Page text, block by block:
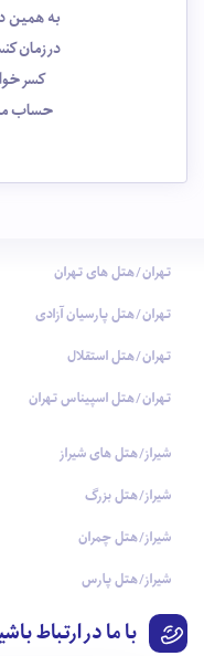
به همین
در زمان
کسر
حساب
تهران/هتل های تهران
تهران/هتل پارسیان آزادی
تهران/هتل استقلال
تهران/هتل اسپیناس تهران
شیراز/هتل های شیراز
شیراز/هتل بزرگ
شیراز/هتل چمران
شیراز/هتل پارس
با ما در ارتباط